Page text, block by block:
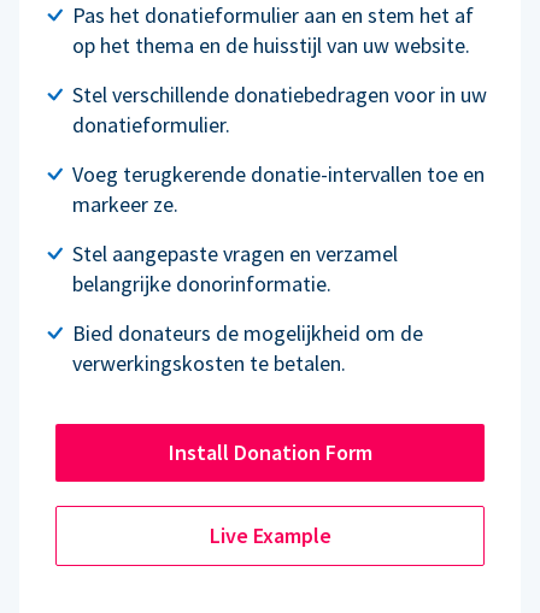
Pas het donatieformulier aan en stem het af
op het thema en de huisstijl van uw website.
Stel verschillende donatiebedragen voor in uw
donatieformulier.
Voeg terugkerende donatie-intervallen toe en
markeer ze.
Stel aangepaste vragen en verzamel
belangrijke donorinformatie.
Bied donateurs de mogelijkheid om de
verwerkingskosten te betalen.
Install Donation Form
Live Example